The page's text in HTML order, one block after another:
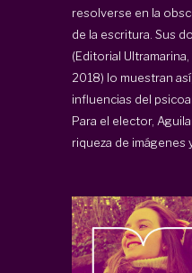
resolverse en la
de la escritura. Sus
(Editorial
2018) lo muestran
influencias del
Para el elector,
riqueza de imágenes